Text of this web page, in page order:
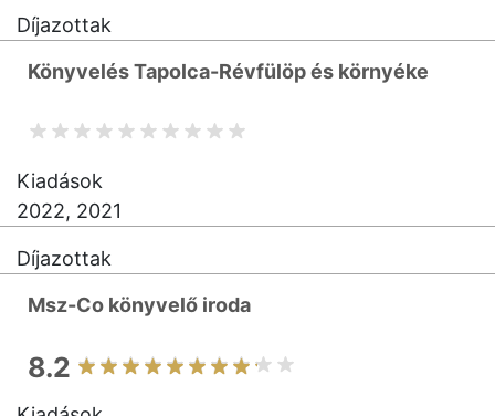
Díjazottak
Könyvelés Tapolca-Révfülöp és környéke
Kiadások
2022, 2021
Díjazottak
Msz-Co könyvelő iroda
8.2